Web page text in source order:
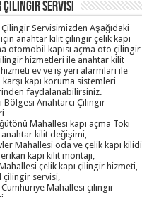
Servisi
Servisimizden Aşağıdaki
anahtar kilit çilingir çelik kapı
otomobil kapısı açma oto çilingir
hizmetleri ile anahtar kilit
ev ve iş yeri alarmları ile
karşı kapı koruma sistemleri
faydalanabilirsiniz.
Bölgesi Anahtarcı Çilingir
Mahallesi kapı açma Toki
anahtar kilit değişimi,
Mahallesi oda ve çelik kapı kilidi
kapı kilit montajı,
çelik kapı çilingir hizmeti,
servisi,
Cumhuriye Mahallesi çilingir